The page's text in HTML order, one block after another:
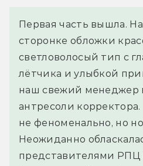
Первая часть вышла.
сторонке обложки
светловолосый тип с
лётчика и улыбкой
наш свежий менеджер
антресоли
не феноменально, но
Неожиданно
представителями РПЦ